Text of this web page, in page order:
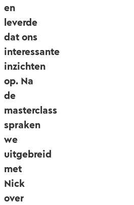
en
leverde
dat ons
interessante
inzichten
op. Na
de
masterclass
spraken
we
uitgebreid
met
Nick
over